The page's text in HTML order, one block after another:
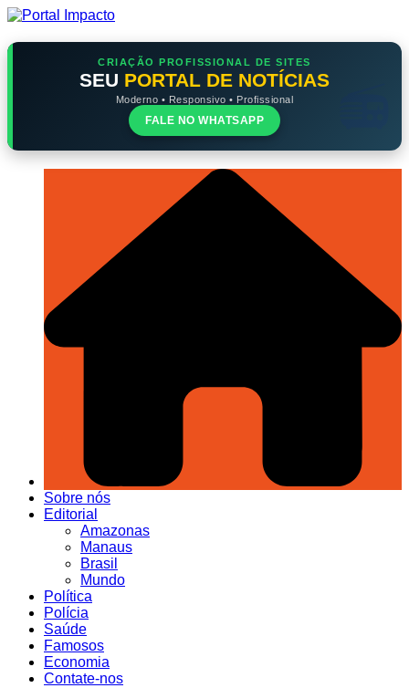
Ir
o
CRIAÇÃO PROFISSIONAL DE SITES
SEU PORTAL DE NOTÍCIAS
Moderno • Responsivo • Profissional
FALE NO WHATSAPP
Sobre nós
Editorial
Amazonas
Manaus
Brasil
Mundo
Política
Polícia
Saúde
Famosos
Economia
Contate-nos